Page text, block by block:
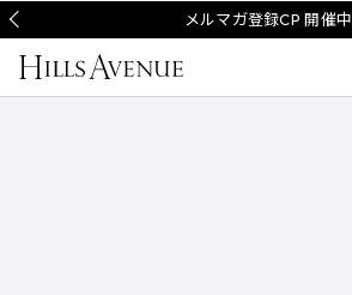
メルマガ登録CP 開催中